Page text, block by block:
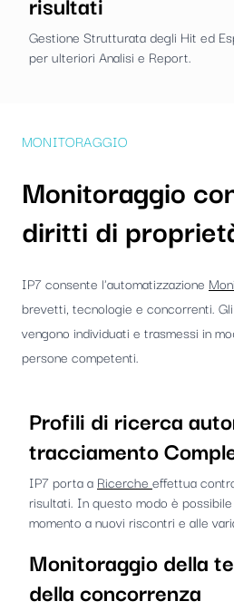
Gestione Strutturata degli Hit ed
per ulteriori Analisi e Report.
MONITORAGGIO
Monitoraggio
diritti di
IP7 consente l'automatizzazione
brevetti, tecnologie e concorrenti.
vengono individuati e trasmessi in
persone competenti.
Profili di ricerca
tracciamento
IP7 porta a Ricerche effettua
risultati. In questo modo è
momento a nuovi riscontri e alle
Monitoraggio della
della concorrenza